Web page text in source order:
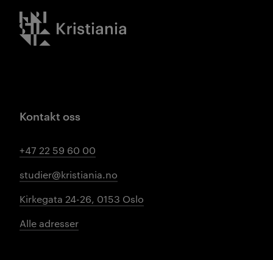
Kristiania logo
Kontakt oss
+47 22 59 60 00
studier@kristiania.no
Kirkegata 24-26, 0153 Oslo
Alle adresser